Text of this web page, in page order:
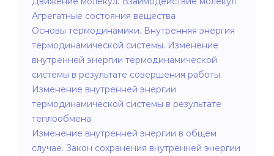
Агрегатные состояния вещества
Основы термодинамики. Внутренняя энергия
термодинамической системы. Изменение
внутренней энергии термодинамической
системы в результате совершения работы.
Изменение внутренней энергии
термодинамической системы в результате
теплообмена
Изменение внутренней энергии в общем
случае. Закон сохранения внутренней энергии